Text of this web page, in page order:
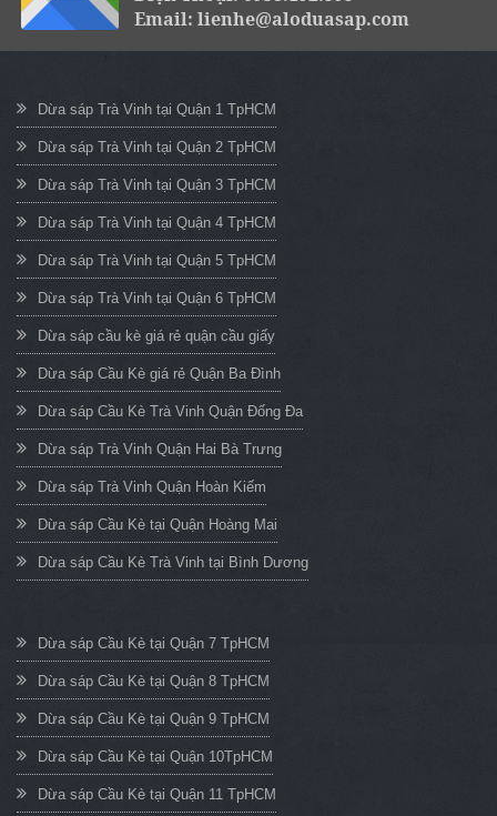
Email: lienhe@aloduasap.com
Dừa sáp Trà Vinh tại Quận 1 TpHCM
Dừa sáp Trà Vinh tại Quận 2 TpHCM
Dừa sáp Trà Vinh tại Quận 3 TpHCM
Dừa sáp Trà Vinh tại Quận 4 TpHCM
Dừa sáp Trà Vinh tại Quận 5 TpHCM
Dừa sáp Trà Vinh tại Quận 6 TpHCM
Dừa sáp cầu kè giá rẻ quận cầu giấy
Dừa sáp Cầu Kè giá rẻ Quận Ba Đình
Dừa sáp Cầu Kè Trà Vinh Quận Đống Đa
Dừa sáp Trà Vinh Quận Hai Bà Trưng
Dừa sáp Trà Vinh Quận Hoàn Kiếm
Dừa sáp Cầu Kè tại Quận Hoàng Mai
Dừa sáp Cầu Kè Trà Vinh tại Bình Dương
Dừa sáp Cầu Kè tại Quận 7 TpHCM
Dừa sáp Cầu Kè tại Quận 8 TpHCM
Dừa sáp Cầu Kè tại Quận 9 TpHCM
Dừa sáp Cầu Kè tại Quận 10TpHCM
Dừa sáp Cầu Kè tại Quận 11 TpHCM